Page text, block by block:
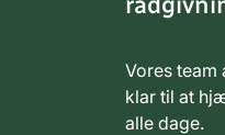
Vores team
klar til at
alle dage.